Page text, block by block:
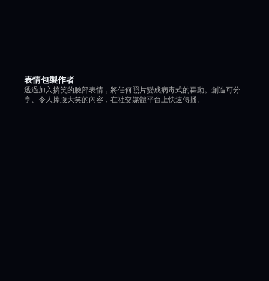
表情包製作者
透過加入搞笑的臉部表情，將任何照片變成病毒式的轟動。創造可分
享、令人捧腹大笑的內容，在社交媒體平台上快速傳播。